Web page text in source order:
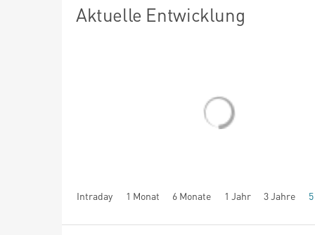
Aktuelle Entwicklung
Intraday 1 Monat 6 Monate 1 Jahr 3 Jahre
seit Beginn